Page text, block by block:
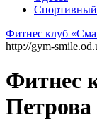
Фитнес клуб
http://gym-
Фитнес
Петрова